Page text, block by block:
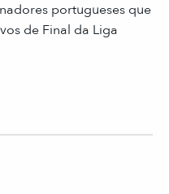
portugueses que
de Final da Liga